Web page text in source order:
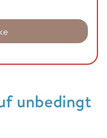
unbedingt